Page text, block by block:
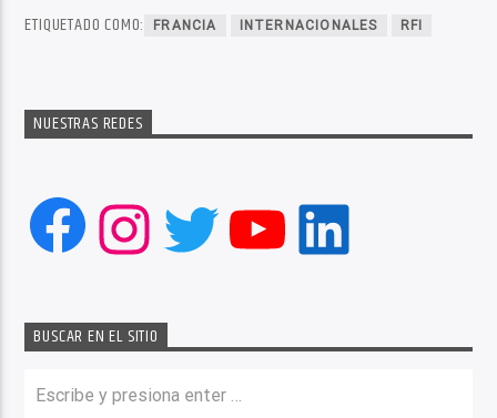
ETIQUETADO COMO: FRANCIA INTERNACIONALES RFI
NUESTRAS REDES
Facebook
Instagram
Twitter
YouTube
LinkedIn
BUSCAR EN EL SITIO